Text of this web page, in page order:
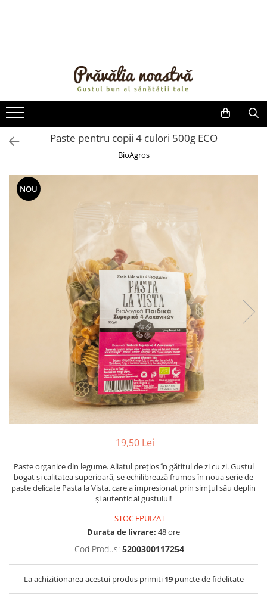
ULEIURI ȘI UNTURI
MĂSLINE
NUCI ȘI SEMINȚE
FRUCTE DESHIDRATATE
ÎNDULCITORI NATURALI / MIERE
FRUCTE LA CONSERVĂ
OȚETURI ȘI SOSURI
BĂUTURI / LAPTE VEGETAL
OREZ ȘI CEREALE
CREME ȘI PASTE TARTINABILE
CEAIURI GRECEȘTI
CIOCOLATĂ ȘI CACAO
HEALTHY SNACKS
SUPERALIMENTE
PRODUSE ECO / ORGANICE
REMEDII NATURISTE
TOATE PRODUSELE
Paste pentru copii 4 culori 500g ECO
BioAgros
NOU
19,50 Lei
Paste organice din legume. Aliatul prețios în gătitul de zi cu zi. Gustul
bogat și calitatea superioară, se echilibrează frumos în noua serie de
paste delicate Pasta la Vista, care a impresionat prin simțul său deplin
și autentic al gustului!
STOC EPUIZAT
Durata de livrare: 48 ore
Cod Produs: 5200300117254
La achizitionarea acestui produs primiti 19puncte de fidelitate